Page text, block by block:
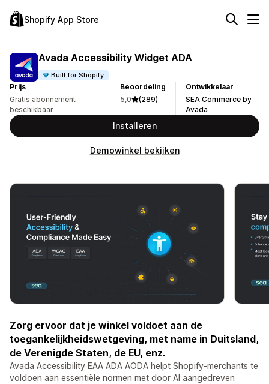
Shopify App Store
Avada Accessibility Widget ADA
Built for Shopify
Prijs
Gratis abonnement
beschikbaar
Beoordeling
5,0
(289)
Ontwikkelaar
SEA Commerce by
Avada
Installeren
Demowinkel bekijken
Zorg ervoor dat je winkel voldoet aan de
toegankelijkheidswetgeving, met name in Duitsland,
de Verenigde Staten, de EU, enz.
Avada Accessibility EAA ADA AODA helpt Shopify-merchants te
voldoen aan essentiële normen met door AI aangedreven